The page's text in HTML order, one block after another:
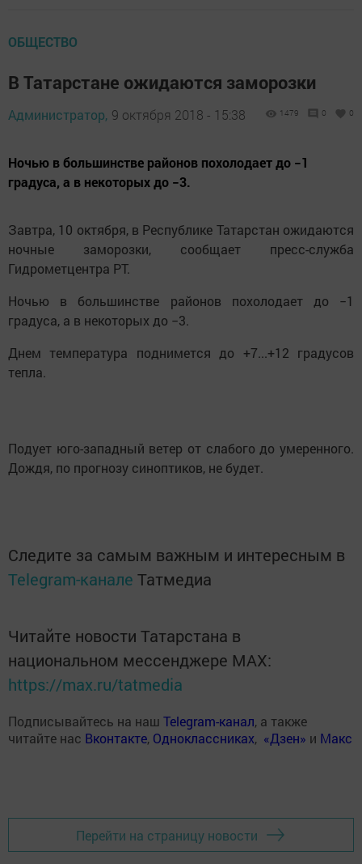
ОБЩЕСТВО
В Татарстане ожидаются заморозки
Администратор, 9 октября 2018 - 15:38 1479 0 0
Ночью в большинстве районов похолодает до −1
градуса, а в некоторых до −3.
Завтра, 10 октября, в Республике Татарстан ожидаются
ночные заморозки, сообщает пресс-служба
Гидрометцентра РТ.
Ночью в большинстве районов похолодает до −1
градуса, а в некоторых до −3.
Днем температура поднимется до +7...+12 градусов
тепла.
Подует юго-западный ветер от слабого до умеренного.
Дождя, по прогнозу синоптиков, не будет.
Следите за самым важным и интересным в
Telegram-канале Татмедиа
Читайте новости Татарстана в
национальном мессенджере MАХ:
https://max.ru/tatmedia
Подписывайтесь на наш Telegram-канал, а также
читайте нас Вконтакте, Одноклассниках, «Дзен» и Макс
Перейти на страницу новости